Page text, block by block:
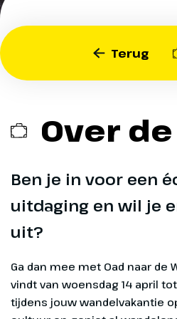
Terug
Over
Ben je in voor een
uitdaging en wil je
uit?
Ga dan mee met Oad naar de
vindt van woensdag 14 april
tijdens jouw wandelvakantie